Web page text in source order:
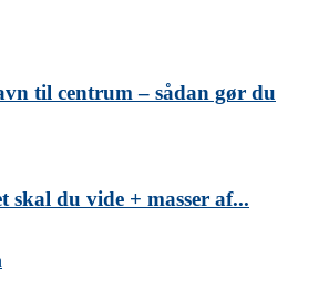
til centrum – sådan gør du
skal du vide + masser af...